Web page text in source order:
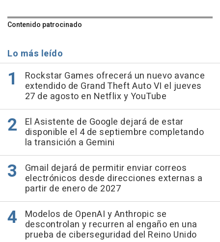
Contenido patrocinado
Lo más leído
Rockstar Games ofrecerá un nuevo avance
extendido de Grand Theft Auto VI el jueves
27 de agosto en Netflix y YouTube
El Asistente de Google dejará de estar
disponible el 4 de septiembre completando
la transición a Gemini
Gmail dejará de permitir enviar correos
electrónicos desde direcciones externas a
partir de enero de 2027
Modelos de OpenAI y Anthropic se
descontrolan y recurren al engaño en una
prueba de ciberseguridad del Reino Unido